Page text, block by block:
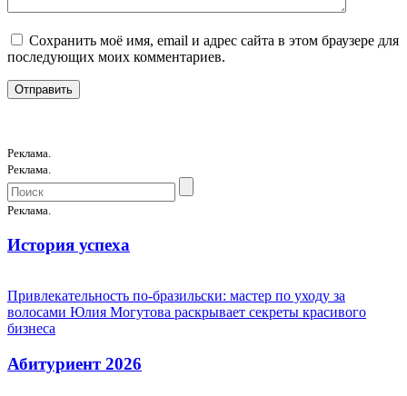
Сохранить моё имя, email и адрес сайта в этом браузере для
последующих моих комментариев.
Реклама.
Реклама.
Реклама.
История успеха
Привлекательность по-бразильски: мастер по уходу за
волосами Юлия Могутова раскрывает секреты красивого
бизнеса
Абитуриент 2026